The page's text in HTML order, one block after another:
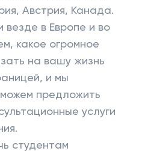
Австрия, Канада.
везде в Европе и во
какое огромное
на вашу жизнь
и мы
предложить
услуги
студентам